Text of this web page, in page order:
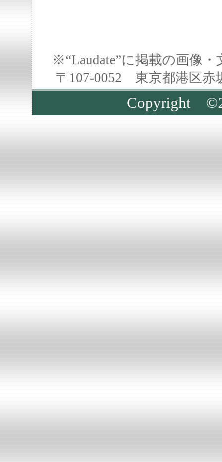
※“Laudate”に掲載の画像
〒107-0052 東京都港区
Copyright